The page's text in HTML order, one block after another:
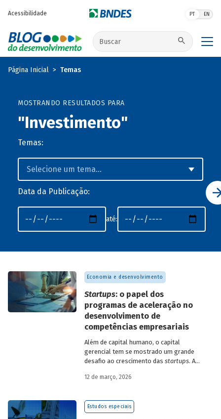
Acessibilidade PT EN
Buscar no site
Página Inicial Temas
MOSTRANDO RESULTADOS PARA
"Investimento"
Temas:
Data da Publicação:
até:
Economia e desenvolvimento
Startups: o papel dos
programas de aceleração no
desenvolvimento de
competências empresariais
Além de capital humano, o capital
gerencial tem se mostrado um grande
desafio ao crescimento das startups. A
como programas de aceleração têm
desafio.
12 de março, 2026
Estudos especiais